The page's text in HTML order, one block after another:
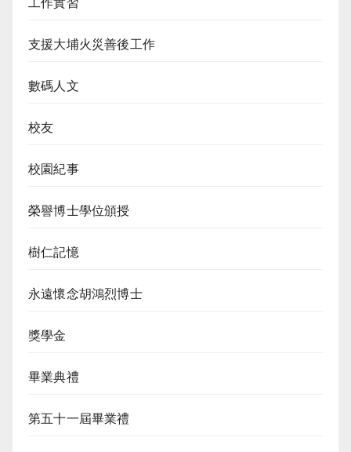
支援大埔火災善後工作
數碼人文
校友
校園紀事
榮譽博士學位頒授
樹仁記憶
永遠懷念胡鴻烈博士
獎學金
畢業典禮
第五十一屆畢業禮